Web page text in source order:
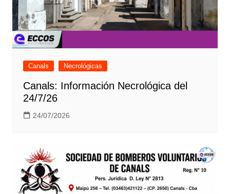
Canals Necrológicas
Canals: Información Necrológica del
24/7/26
24/07/2026